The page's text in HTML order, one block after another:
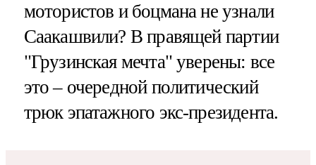
мотористов и боцмана не узнали
Саакашвили? В правящей партии
"Грузинская мечта" уверены: все
это – очередной политический
трюк эпатажного экс-президента.